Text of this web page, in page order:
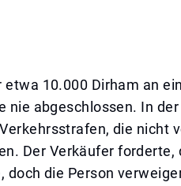
10.000 Dirham an
nie abgeschlossen. In der
die nicht
Der Verkäufer forderte,
doch die Person